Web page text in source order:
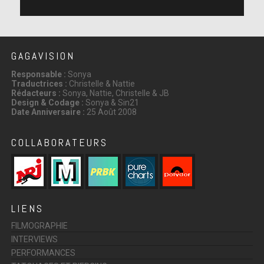
GAGAVISION
Responsable : Sonya
Traductrices : Christelle & Nattie
Rédacteurs : Sonya, Nattie, Christelle & JB
Design & Codage : Sonya & Sin21
Date Anniversaire : 25 Août 2008
COLLABORATEURS
LIENS
FILMOGRAPHIE
INTERVIEWS
PERFORMANCES